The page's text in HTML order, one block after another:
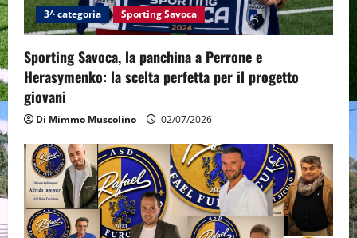
3^ categoria Sporting Savoca
Sporting Savoca, la panchina a Perrone e
Herasymenko: la scelta perfetta per il progetto
giovani
Di Mimmo Muscolino 02/07/2026